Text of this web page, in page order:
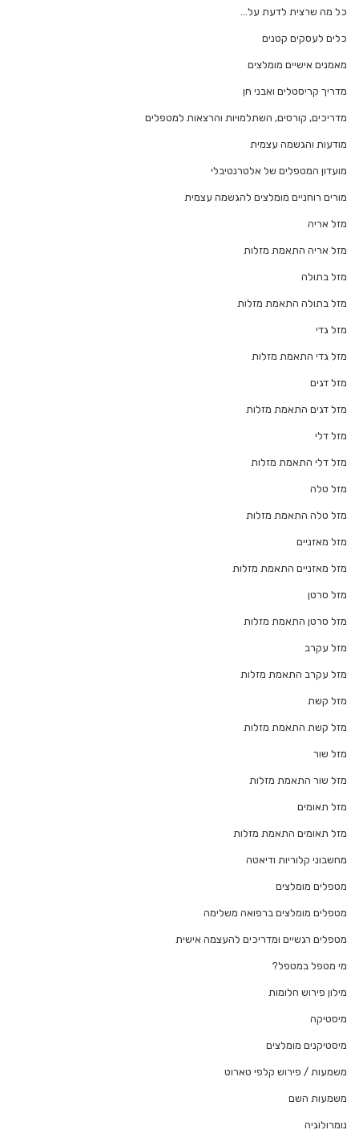
כל מה שרצית לדעת על…
כלים לעסקים קטנים
מאמנים אישיים מומלצים
מדריך קריסטלים ואבני חן
מדריכים, קורסים, השתלמויות והרצאות למטפלים
מודעות והגשמה עצמית
מועדון המטפלים של אלטרנטיבלי
מורים רוחניים מומלצים להגשמה עצמית
מזל אריה
מזל אריה התאמת מזלות
מזל בתולה
מזל בתולה התאמת מזלות
מזל גדי
מזל גדי התאמת מזלות
מזל דגים
מזל דגים התאמת מזלות
מזל דלי
מזל דלי התאמת מזלות
מזל טלה
מזל טלה התאמת מזלות
מזל מאזניים
מזל מאזניים התאמת מזלות
מזל סרטן
מזל סרטן התאמת מזלות
מזל עקרב
מזל עקרב התאמת מזלות
מזל קשת
מזל קשת התאמת מזלות
מזל שור
מזל שור התאמת מזלות
מזל תאומים
מזל תאומים התאמת מזלות
מחשבוני קלוריות ודיאטה
מטפלים מומלצים
מטפלים מומלצים ברפואה משלימה
מטפלים רגשיים ומדריכים להעצמה אישית
מי מטפל במטפל?
מילון פירוש חלומות
מיסטיקה
מיסטיקנים מומלצים
משמעות / פירוש קלפי טארוט
משמעות השם
נומרולוגיה